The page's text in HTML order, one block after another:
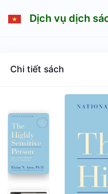
Dịch vụ dịch
Chi tiết sách